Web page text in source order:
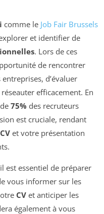
comme le Job Fair Brussels
et identifier de
. Lors de ces
de rencontrer
d’évaluer
efficacement. En
75% des recruteurs
est cruciale, rendant
CV et votre présentation
est essentiel de préparer
vous informer sur les
CV et anticiper les
également à vous